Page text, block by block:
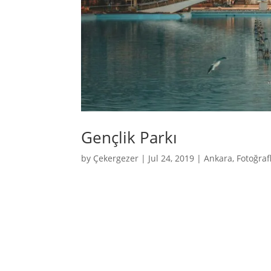
Gençlik Parkı
by Çekergezer | Jul 24, 2019 |Ankara,